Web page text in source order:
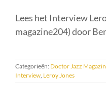
Lees het Interview
magazine204) door
Categorieën: Doctor Jazz
Interview, Leroy Jones